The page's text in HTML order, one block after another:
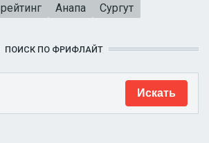
рейтинг Анапа Сургут
ПОИСК ПО ФРИФЛАЙТ